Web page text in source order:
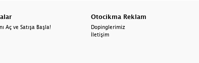
Aç ve Satışa Başla!
Otocikma Reklam
Dopinglerimiz
İletişim